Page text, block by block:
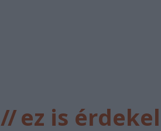
//ez is